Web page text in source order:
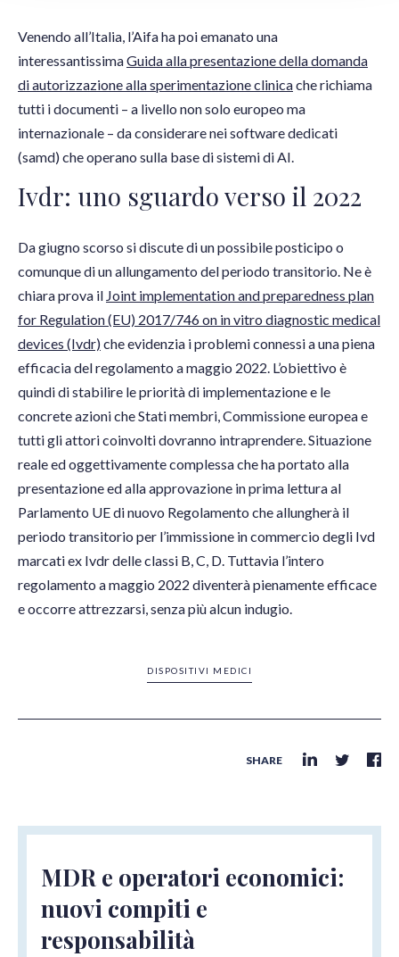
Venendo all’Italia, l’Aifa ha poi emanato una
interessantissimaGuida alla presentazione della domanda
di autorizzazione alla sperimentazione clinicache richiama
tutti i documenti – a livello non solo europeo ma
internazionale – da considerare nei software dedicati
(samd) che operano sulla base di sistemi di AI.
Ivdr: uno sguardo verso il 2022
Da giugno scorso si discute di un possibile posticipo o
comunque di un allungamento del periodo transitorio. Ne è
chiara prova il Joint implementation and preparedness plan
for Regulation (EU) 2017/746 on in vitro diagnostic medical
devices (Ivdr)che evidenzia i problemi connessi a una piena
efficacia del regolamento a maggio 2022. L’obiettivo è
quindi di stabilire le priorità di implementazione e le
concrete azioni che Stati membri, Commissione europea e
tutti gli attori coinvolti dovranno intraprendere. Situazione
reale ed oggettivamente complessa che ha portato alla
presentazione ed alla approvazione in prima lettura al
Parlamento UE di nuovo Regolamento che allungherà il
periodo transitorio per l’immissione in commercio degli Ivd
marcati ex Ivdr delle classi B, C, D. Tuttavia l’intero
regolamento a maggio 2022 diventerà pienamente efficace
e occorre attrezzarsi, senza più alcun indugio.
DISPOSITIVI MEDICI
SHARE
MDR e operatori economici:
nuovi compiti e
responsabilità